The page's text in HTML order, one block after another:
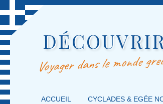
Voyager dans le monde
MENU PRINCIPAL
MASQUER LA NAVIGATION
MASQUER LA NAVIGATION
ACCUEIL CYCLADES & EGÉE